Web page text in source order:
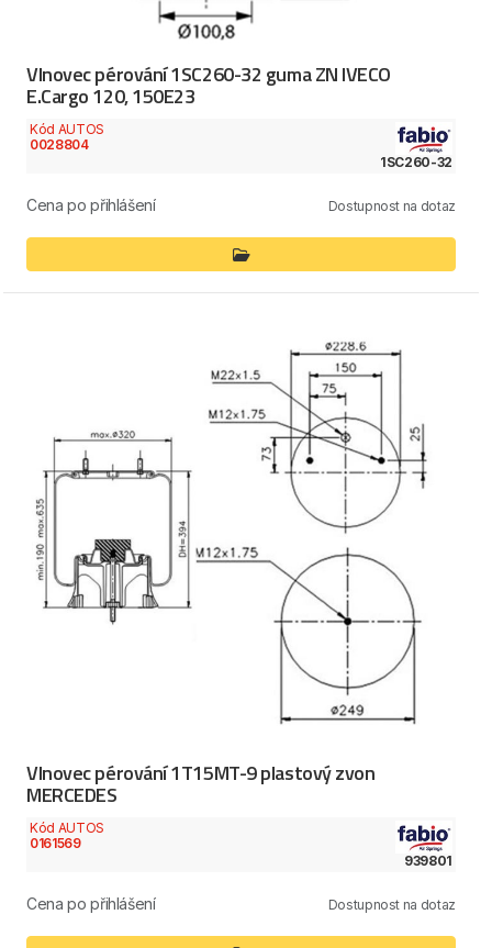
Vlnovec pérování 1SC260-32 guma ZN IVECO
E.Cargo 120, 150E23
Kód AUTOS
0028804
1SC260-32
Cena po přihlášení Dostupnost na dotaz
Vlnovec pérování 1T15MT-9 plastový zvon
MERCEDES
Kód AUTOS
0161569
939801
Cena po přihlášení Dostupnost na dotaz